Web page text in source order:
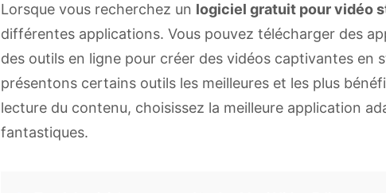
Lorsque vous recherchez un logiciel gratuit pour vidéo
différentes applications. Vous pouvez télécharger des
des outils en ligne pour créer des vidéos captivantes en
présentons certains outils les meilleures et les plus
lecture du contenu, choisissez la meilleure application
fantastiques.